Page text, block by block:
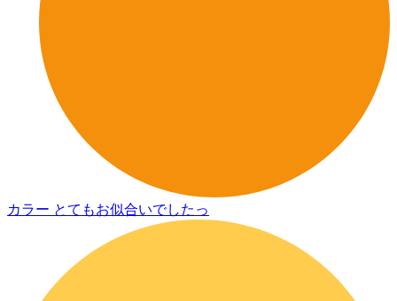
カラー とてもお似合いでしたっ